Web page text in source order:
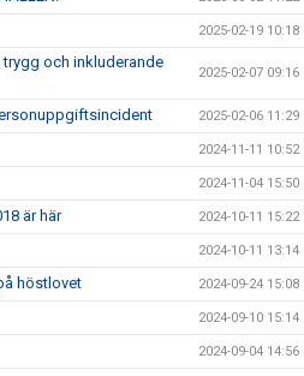
2025-02-19 10:18
och inkluderande
2025-02-07 09:16
2025-02-06 11:29
2024-11-11 10:52
2024-11-04 15:50
är här 2024-10-11 15:22
2024-10-11 13:14
höstlovet 2024-09-24 15:08
2024-09-10 15:14
2024-09-04 14:56